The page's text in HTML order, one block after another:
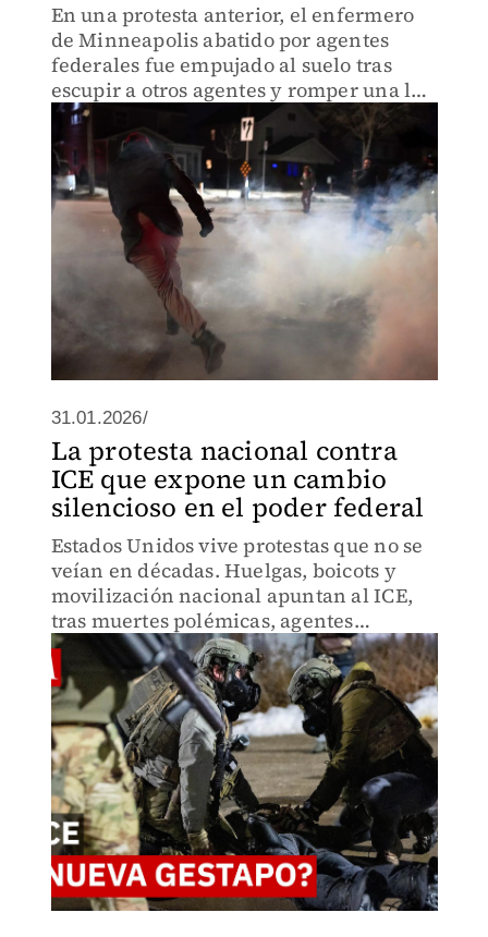
En una protesta anterior, el enfermero
de Minneapolis abatido por agentes
federales fue empujado al suelo tras
escupir a otros agentes y romper una luz
trasera de su vehículo.
31.01.2026/
La protesta nacional contra
ICE que expone un cambio
silencioso en el poder federal
Estados Unidos vive protestas que no se
veían en décadas. Huelgas, boicots y
movilización nacional apuntan al ICE,
tras muertes polémicas, agentes
encapuchados y un memorándum que
cambia las reglas de entrada a
domicilios sin orden judicial.